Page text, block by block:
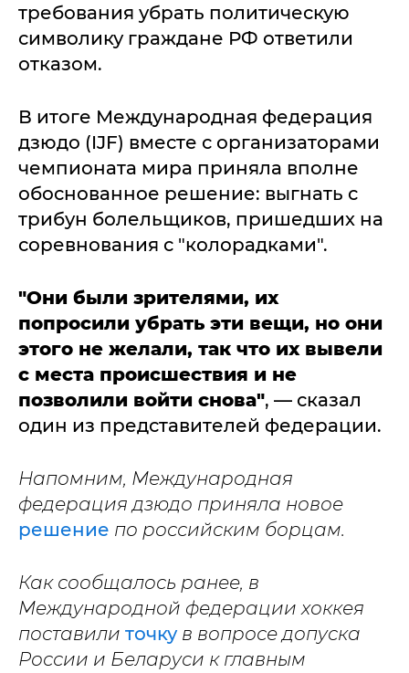
требования убрать политическую
символику граждане РФ ответили
отказом.
В итоге Международная федерация
дзюдо (IJF) вместе с организаторами
чемпионата мира приняла вполне
обоснованное решение: выгнать с
трибун болельщиков, пришедших на
соревнования с "колорадками".
"Они были зрителями, их
попросили убрать эти вещи, но они
этого не желали, так что их вывели
с места происшествия и не
позволили войти снова", — сказал
один из представителей федерации.
Напомним, Международная
федерация дзюдо приняла новое
решение по российским борцам.
Как сообщалось ранее, в
Международной федерации хоккея
поставили точкув вопросе допуска
России и Беларуси к главным